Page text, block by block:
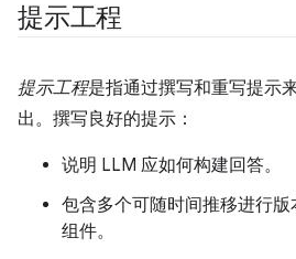
提示工程
提示工程是指通过撰写和重写提示
出。撰写良好的提示：
说明 LLM 应如何构建回答。
包含多个可随时间推移进行
组件。